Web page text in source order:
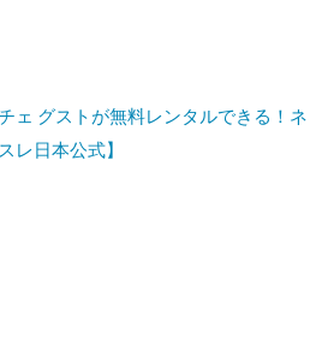
ェ グストが無料レンタルできる！ネ
レ日本公式】